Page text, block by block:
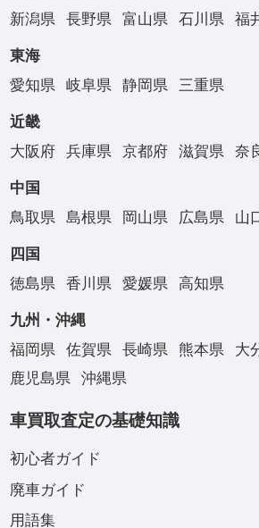
新潟県
長野県 富山県 石川県 福
東海
愛知県
岐阜県 静岡県 三重県
近畿
大阪府
兵庫県 京都府 滋賀県 奈
中国
鳥取県
島根県 岡山県 広島県 山
四国
徳島県
香川県 愛媛県 高知県
九州・沖縄
福岡県
佐賀県 長崎県 熊本県 大
鹿児島県
沖縄県
車買取査定の基礎知識
初心者ガイド
廃車ガイド
用語集